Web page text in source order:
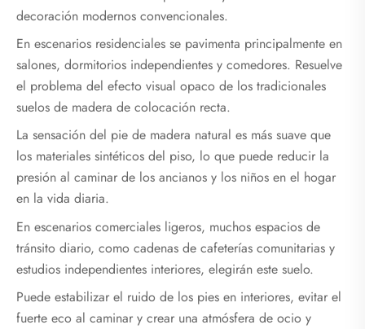
decoración modernos convencionales.
En escenarios residenciales se pavimenta principalmente en
salones, dormitorios independientes y comedores. Resuelve
el problema del efecto visual opaco de los tradicionales
suelos de madera de colocación recta.
La sensación del pie de madera natural es más suave que
los materiales sintéticos del piso, lo que puede reducir la
presión al caminar de los ancianos y los niños en el hogar
en la vida diaria.
En escenarios comerciales ligeros, muchos espacios de
tránsito diario, como cadenas de cafeterías comunitarias y
estudios independientes interiores, elegirán este suelo.
Puede estabilizar el ruido de los pies en interiores, evitar el
fuerte eco al caminar y crear una atmósfera de ocio y